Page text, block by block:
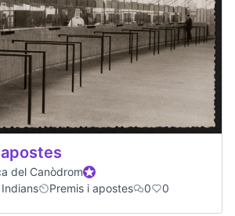
del CanòdromOfficial participant
Premis i apostes 0 0